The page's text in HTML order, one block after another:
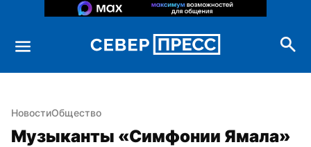
НовостиОбщество
Музыканты «Симфонии Ямала»